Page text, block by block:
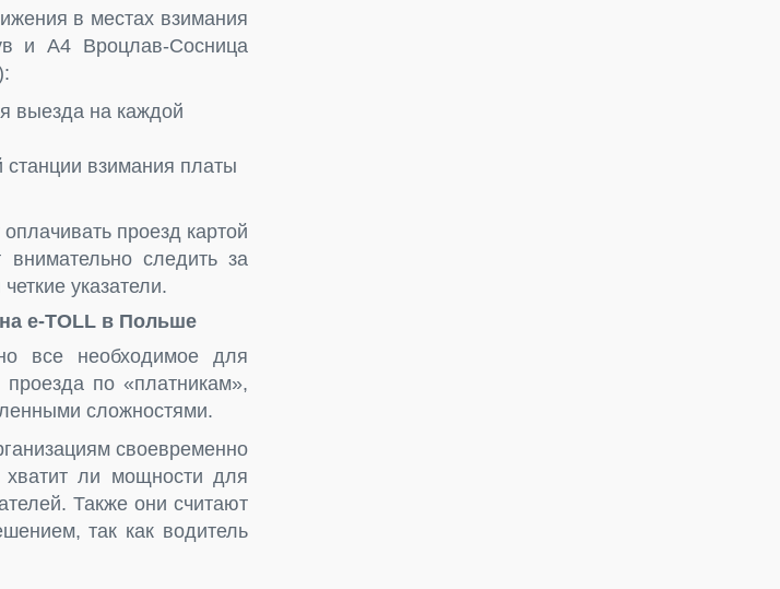
в местах взимания
и A4 Вроцлав-Сосница
выезда на каждой
взимания платы
проезд картой
следить за
указатели.
e-TOLL в Польше
все необходимое для
по «платникам»,
сложностями.
своевременно
ли мощности для
Также они считают
так как водитель